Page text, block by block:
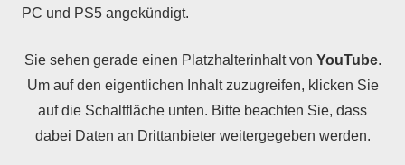
PC und PS5 angekündigt.
Sie sehen gerade einen Platzhalterinhalt von YouTube.
Um auf den eigentlichen Inhalt zuzugreifen, klicken Sie
auf die Schaltfläche unten. Bitte beachten Sie, dass
dabei Daten an Drittanbieter weitergegeben werden.